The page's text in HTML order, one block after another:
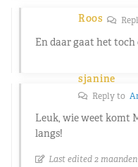
Roos
En daar gaat het toch
sjanine
Reply to
Leuk, wie weet komt
langs!
Last edited 2